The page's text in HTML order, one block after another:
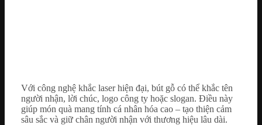
Với công nghệ khắc laser hiện đại, bút gỗ có thể khắc tên
người nhận, lời chúc, logo công ty hoặc slogan. Điều này
giúp món quà mang tính cá nhân hóa cao – tạo thiện cảm
sâu sắc và giữ chân người nhận với thương hiệu lâu dài.